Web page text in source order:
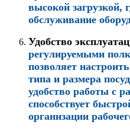
высокой загрузкой,
обслуживание
Удобство
регулируемыми
позволяет
типа и размера
удобство работы с
способствует
организации